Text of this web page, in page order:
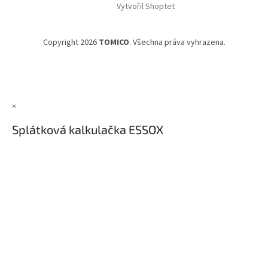
Vytvořil Shoptet
Copyright 2026 TOMICO. Všechna práva vyhrazena.
×
Splátková kalkulačka ESSOX